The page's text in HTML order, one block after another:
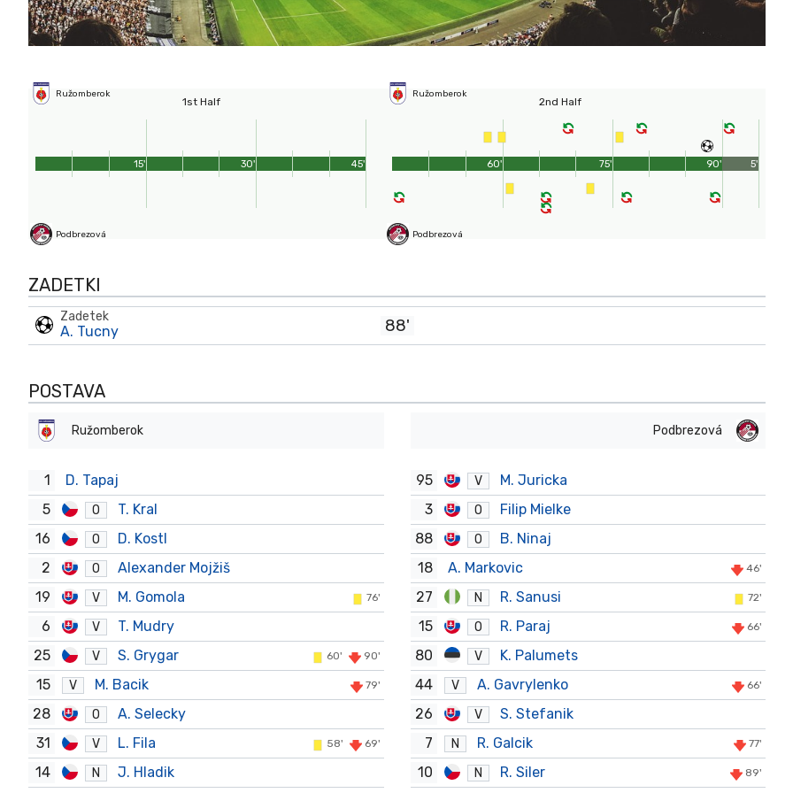
Ružomberok
1st Half
Podbrezová
45'
15' 30'
Ružomberok
2nd Half
Podbrezová
90'
60' 75' 5'
ZADETKI
Zadetek
A. Tucny 88'
POSTAVA
Ružomberok
1
D. Tapaj
5
O
T. Kral
16
O
D. Kostl
2
O
Alexander Mojžiš
19
V M. Gomola 76'
6 V
T. Mudry
25
V S. Grygar 60' 90'
15 V M. Bacik 79'
28 O
A. Selecky
31
V L. Fila 58' 69'
14 N J. Hladik
Podbrezová
95 V
M. Juricka
3
O
Filip Mielke
88
O
B. Ninaj
18
A. Markovic 46'
27 N R. Sanusi 72'
15 O R. Paraj 66'
80 V
K. Palumets
44
V A. Gavrylenko 66'
26 V
S. Stefanik
7
N R. Galcik 77'
10 N R. Siler 89'